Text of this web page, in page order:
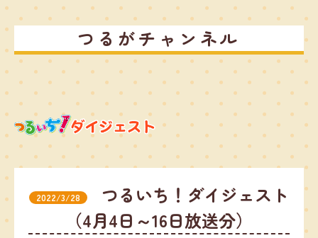
つるがチャンネル
2022/3/28
つるいち！ダイジェスト
（4月4日～16日放送分）